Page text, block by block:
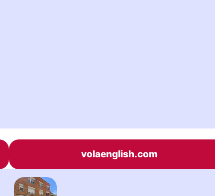
volaenglish.com